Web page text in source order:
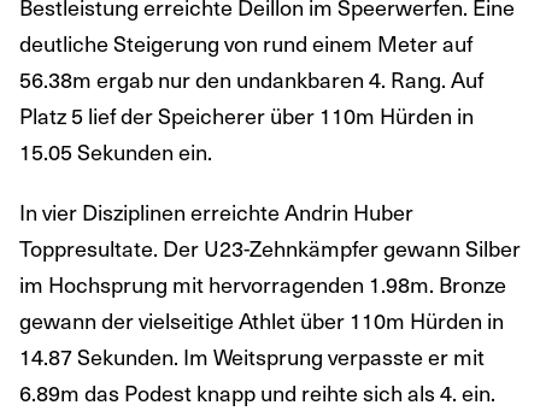
Bestleistung erreichte Deillon im Speerwerfen. Eine
deutliche Steigerung von rund einem Meter auf
56.38m ergab nur den undankbaren 4. Rang. Auf
Platz 5 lief der Speicherer über 110m Hürden in
15.05 Sekunden ein.
In vier Disziplinen erreichte Andrin Huber
Toppresultate. Der U23-Zehnkämpfer gewann Silber
im Hochsprung mit hervorragenden 1.98m. Bronze
gewann der vielseitige Athlet über 110m Hürden in
14.87 Sekunden. Im Weitsprung verpasste er mit
6.89m das Podest knapp und reihte sich als 4. ein.